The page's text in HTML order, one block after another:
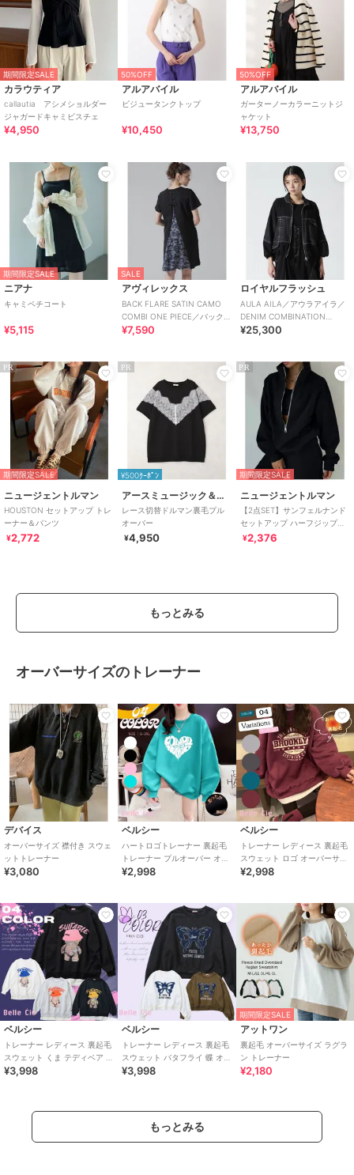
期間限定SALE
カラウティア
callautia アシメショルダー
ジャガードキャミビスチェ
¥4,950
50%OFF
アルアバイル
ビジュータンクトップ
¥10,450
50%OFF
アルアバイル
ガーターノーカラーニットジ
ャケット
¥13,750
期間限定SALE
ニアナ
キャミペチコート
¥5,115
SALE
アヴィレックス
BACK FLARE SATIN CAMO
COMBI ONE PIECE／バックフ
レアーサテンカモ
¥7,590
ロイヤルフラッシュ
AULA AILA／アウラアイラ／
DENIM COMBINATION
BLOUSON
¥25,300
PR
期間限定SALE
ニュージェントルマン
HOUSTON セットアップ トレ
ーナー＆パンツ
¥2,772
PR
¥500ｸｰﾎﾟﾝ
アースミュージック＆エコロジー
レース切替ドルマン裏毛プル
オーバー
¥4,950
PR
期間限定SALE
ニュージェントルマン
【2点SET】サンフェルナンド
セットアップ ハーフジップト
レーナー＆パンツ
¥2,376
もっとみる
オーバーサイズのトレーナー
デバイス
オーバーサイズ 襟付き スウェ
ットトレーナー
¥3,080
ベルシー
ハートロゴトレーナー 裏起毛
トレーナー プルオーバー オー
バーサイズ 大きいサイズ レデ
¥2,998
ベルシー
トレーナー レディース 裏起毛
スウェット ロゴ オーバーサイ
ズ アメカジ 韓国 大きいサイズ
¥2,998
ベルシー
トレーナー レディース 裏起毛
スウェット くま テディベア オ
ーバーサイズ ストリート 韓国
¥3,998
ベルシー
トレーナー レディース 裏起毛
スウェット バタフライ 蝶 オー
バーサイズ ストリート 韓国
¥3,998
期間限定SALE
アットワン
裏起毛 オーバーサイズ ラグラ
ン トレーナー
¥2,180
もっとみる